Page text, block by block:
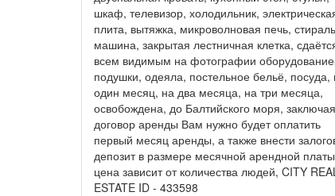
шкаф, телевизор, холодильник,
плита, вытяжка, микроволновая печь,
машина, закрытая лестничная клетка,
всем видимым на фотографии
подушки, одеяла, постельное бельё, посуда,
один месяц, на два месяца, на три месяца,
освобождена, до Балтийского моря, заключая
договор аренды Вам нужно будет оплатить
первый месяц аренды, а также внести
депозит в размере месячной арендной
цена зависит от количества людей, CITY
ESTATE ID - 433598